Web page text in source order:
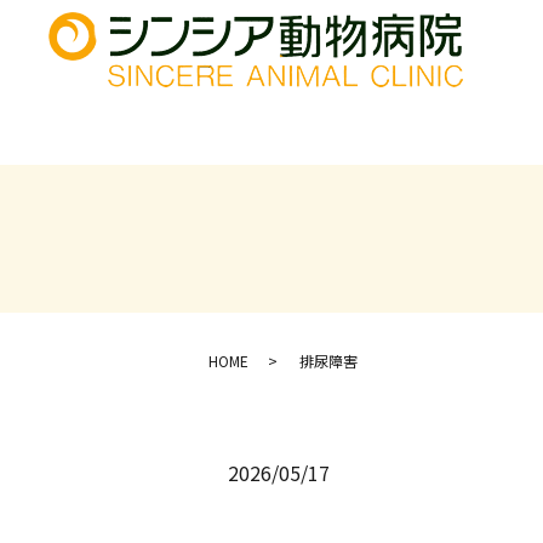
HOME 排尿障害
2026/05/17